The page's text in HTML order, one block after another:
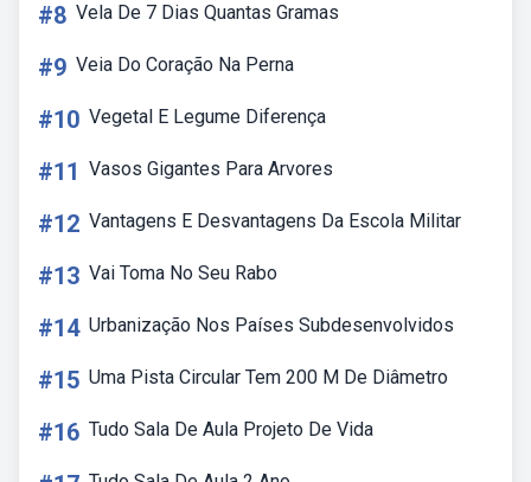
#8 Vela De 7 Dias Quantas Gramas
#9 Veia Do Coração Na Perna
#10 Vegetal E Legume Diferença
#11 Vasos Gigantes Para Arvores
#12 Vantagens E Desvantagens Da Escola Militar
#13 Vai Toma No Seu Rabo
#14 Urbanização Nos Países Subdesenvolvidos
#15 Uma Pista Circular Tem 200 M De Diâmetro
#16 Tudo Sala De Aula Projeto De Vida